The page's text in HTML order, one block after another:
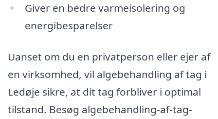
Giver en bedre varmeisolering og
energibesparelser
Uanset om du en privatperson eller ejer af
en virksomhed, vil algebehandling af tag i
Ledøje sikre, at dit tag forbliver i optimal
tilstand. Besøg algebehandling-af-tag-